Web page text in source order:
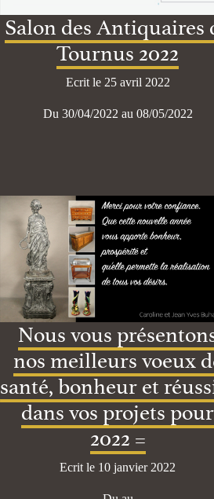
Salon des Antiquaires
Tournus 2022
Ecrit le 25 avril 2022
Du 30/04/2022 au 08/05/2022
Nous vous
nos meilleurs voeux
santé, bonheur et
dans vos projets pour
2022 =
Ecrit le 10 janvier 2022